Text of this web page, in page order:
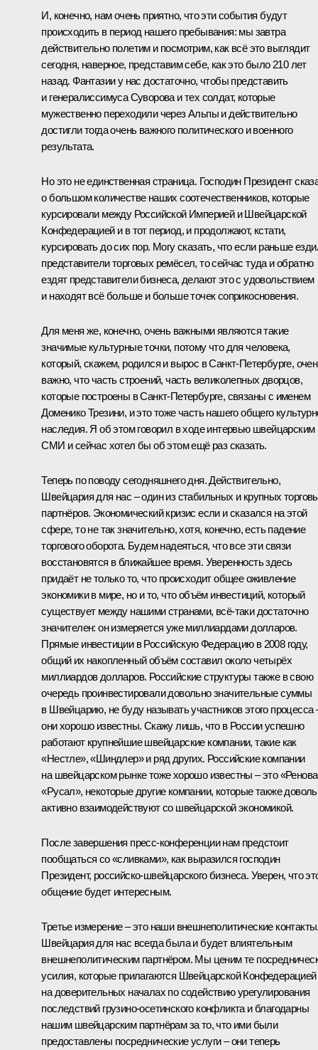
И, конечно, нам очень приятно, что эти события будут
происходить в период нашего пребывания: мы завтра
действительно полетим и посмотрим, как всё это выглядит
сегодня, наверное, представим себе, как это было 210 лет
назад. Фантазии у нас достаточно, чтобы представить
и генералиссимуса Суворова и тех солдат, которые
мужественно переходили через Альпы и действительно
достигли тогда очень важного политического и военного
результата.
Но это не единственная страница. Господин Президент
о большом количестве наших соотечественников, которые
курсировали между Российской Империей и Швейцарской
Конфедерацией и в тот период, и продолжают, кстати,
курсировать до сих пор. Могу сказать, что если раньше
представители торговых ремёсел, то сейчас туда и обратно
ездят представители бизнеса, делают это с удовольствием
и находят всё больше и больше точек соприкосновения.
Для меня же, конечно, очень важными являются такие
значимые культурные точки, потому что для человека,
который, скажем, родился и вырос в Санкт-Петербурге,
важно, что часть строений, часть великолепных дворцов,
которые построены в Санкт-Петербурге, связаны с именем
Доменико Трезини, и это тоже часть нашего общего
наследия. Я об этом говорил в ходе интервью швейцарским
СМИ и сейчас хотел бы об этом ещё раз сказать.
Теперь по поводу сегодняшнего дня. Действительно,
Швейцария для нас – один из стабильных и крупных
партнёров. Экономический кризис если и сказался на этой
сфере, то не так значительно, хотя, конечно, есть падение
торгового оборота. Будем надеяться, что все эти связи
восстановятся в ближайшее время. Уверенность здесь
придаёт не только то, что происходит общее оживление
экономики в мире, но и то, что объём инвестиций, который
существует между нашими странами, всё‑таки достаточно
значителен: он измеряется уже миллиардами долларов.
Прямые инвестиции в Российскую Федерацию в 2008 году,
общий их накопленный объём составил около четырёх
миллиардов долларов. Российские структуры также в свою
очередь проинвестировали довольно значительные суммы
в Швейцарию, не буду называть участников этого процесса
они хорошо известны. Скажу лишь, что в России успешно
работают крупнейшие швейцарские компании, такие как
«Нестле», «Шиндлер» и ряд других. Российские компании
на швейцарском рынке тоже хорошо известны – это
«Русал», некоторые другие компании, которые также
активно взаимодействуют со швейцарской экономикой.
После завершения пресс-конференции нам предстоит
пообщаться со «сливками», как выразился господин
Президент, российско-швейцарского бизнеса. Уверен, что
общение будет интересным.
Третье измерение – это наши внешнеполитические
Швейцария для нас всегда была и будет влиятельным
внешнеполитическим партнёром. Мы ценим те
усилия, которые прилагаются Швейцарской Конфедерацией
на доверительных началах по содействию урегулирования
последствий грузино-осетинского конфликта и благодарны
нашим швейцарским партнёрам за то, что ими были
предоставлены посреднические услуги – они теперь